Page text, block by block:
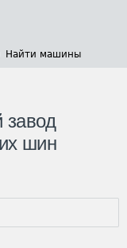
Найти машины
завод
шин